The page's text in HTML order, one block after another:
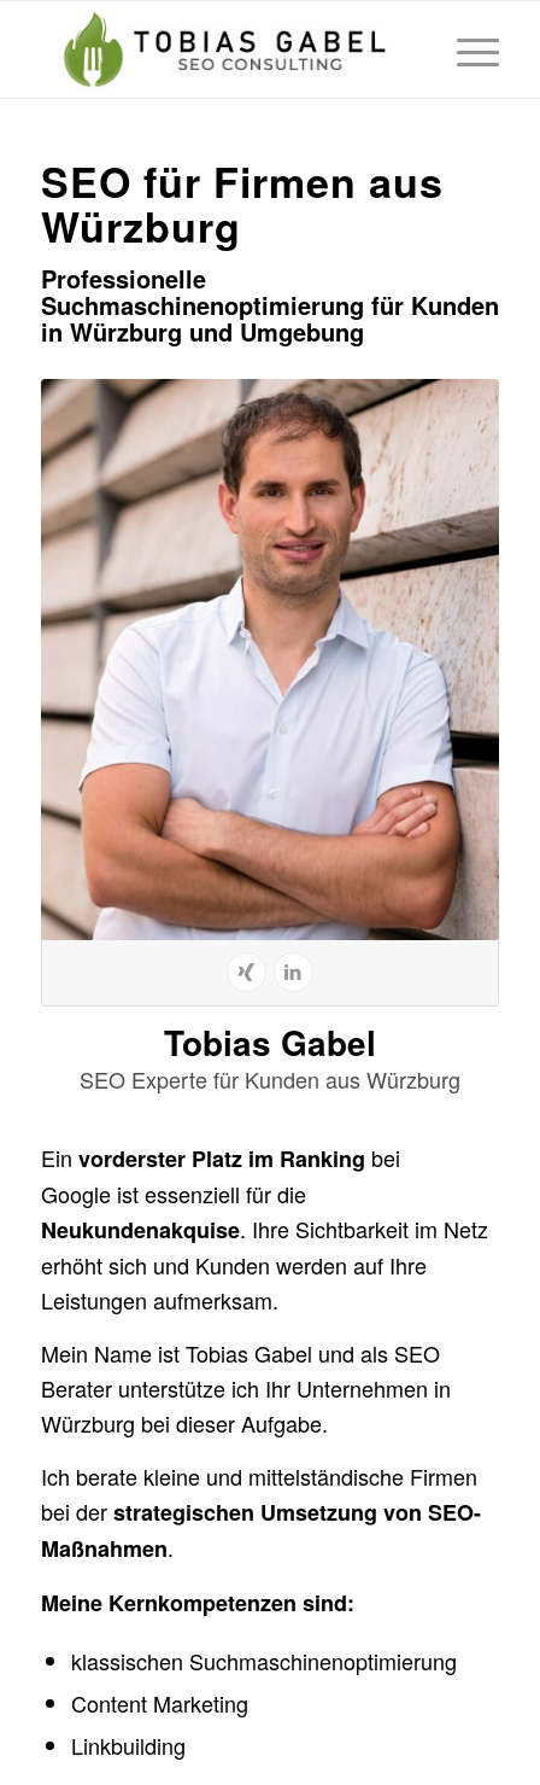
SEO für Firmen aus
Würzburg
Professionelle
Suchmaschinenoptimierung für Kunden
in Würzburg und Umgebung
Tobias Gabel
SEO Experte für Kunden aus Würzburg
Ein vorderster Platz im Ranking bei
Google ist essenziell für die
Neukundenakquise. Ihre Sichtbarkeit im Netz
erhöht sich und Kunden werden auf Ihre
Leistungen aufmerksam.
Mein Name ist Tobias Gabel und als SEO
Berater unterstütze ich Ihr Unternehmen in
Würzburg bei dieser Aufgabe.
Ich berate kleine und mittelständische Firmen
bei derstrategischen Umsetzung von SEO-
Maßnahmen.
Meine Kernkompetenzen sind:
klassischen Suchmaschinenoptimierung
Content Marketing
Linkbuilding